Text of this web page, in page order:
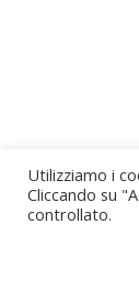
Utilizziamo i
Cliccando su
controllato.